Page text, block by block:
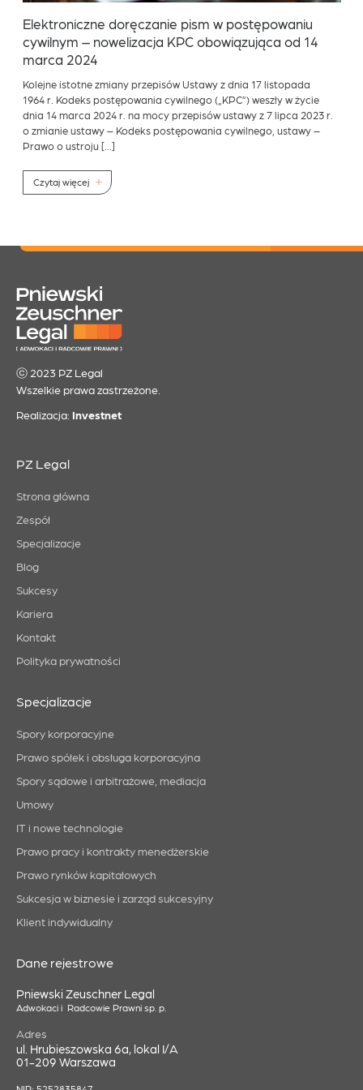
Elektroniczne doręczanie pism w postępowaniu
cywilnym – nowelizacja KPC obowiązująca od 14
marca 2024
Kolejne istotne zmiany przepisów Ustawy z dnia 17 listopada
1964 r. Kodeks postępowania cywilnego („KPC”) weszły w życie
dnia 14 marca 2024 r. na mocy przepisów ustawy z 7 lipca 2023 r.
o zmianie ustawy – Kodeks postępowania cywilnego, ustawy –
Prawo o ustroju […]
Czytaj więcej
ⓒ 2023 PZ Legal
Wszelkie prawa zastrzeżone.
Realizacja: Investnet
PZ Legal
Strona główna
Zespół
Specjalizacje
Blog
Sukcesy
Kariera
Kontakt
Polityka prywatności
Specjalizacje
Spory korporacyjne
Prawo spółek i obsługa korporacyjna
Spory sądowe i arbitrażowe, mediacja
Umowy
IT i nowe technologie
Prawo pracy i kontrakty menedżerskie
Prawo rynków kapitałowych
Sukcesja w biznesie i zarząd sukcesyjny
Klient indywidualny
Dane rejestrowe
Pniewski Zeuschner Legal
Adwokaci i Radcowie Prawni sp. p.
Adres
ul. Hrubieszowska 6a, lokal I/A
01-209 Warszawa